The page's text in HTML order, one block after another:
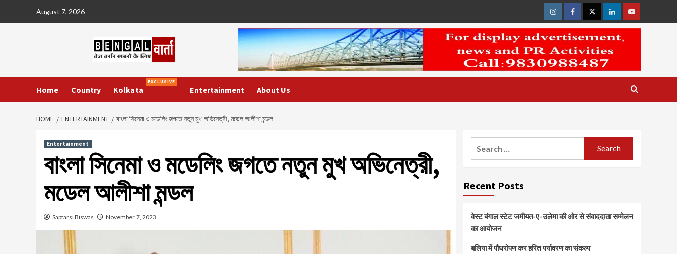
August 7, 2026
InstagramFacebookTwitterLinkedinYoutube
Home Country Kolkata
EXCLUSIVE
Entertainment About Us
HOME ENTERTAINMENT বাংলা সিনেমা ও মডেলিং জগতে নতুন মুখ অভিনেত্রী, মডেল আলীশা মন্ডল
Entertainment
বাংলা সিনেমা ও মডেলিং জগতে নতুন মুখ অভিনেত্রী,
মডেল আলীশা মন্ডল
Saptarsi Biswas November 7, 2023
Recent Posts
वेस्ट बंगाल स्टेट जमीयत-ए-उलेमा की ओर से संवाददाता सम्मेलन
का आयोजन
बलिया में पौधरोपण कर हरित पर्यावरण का संकल्प